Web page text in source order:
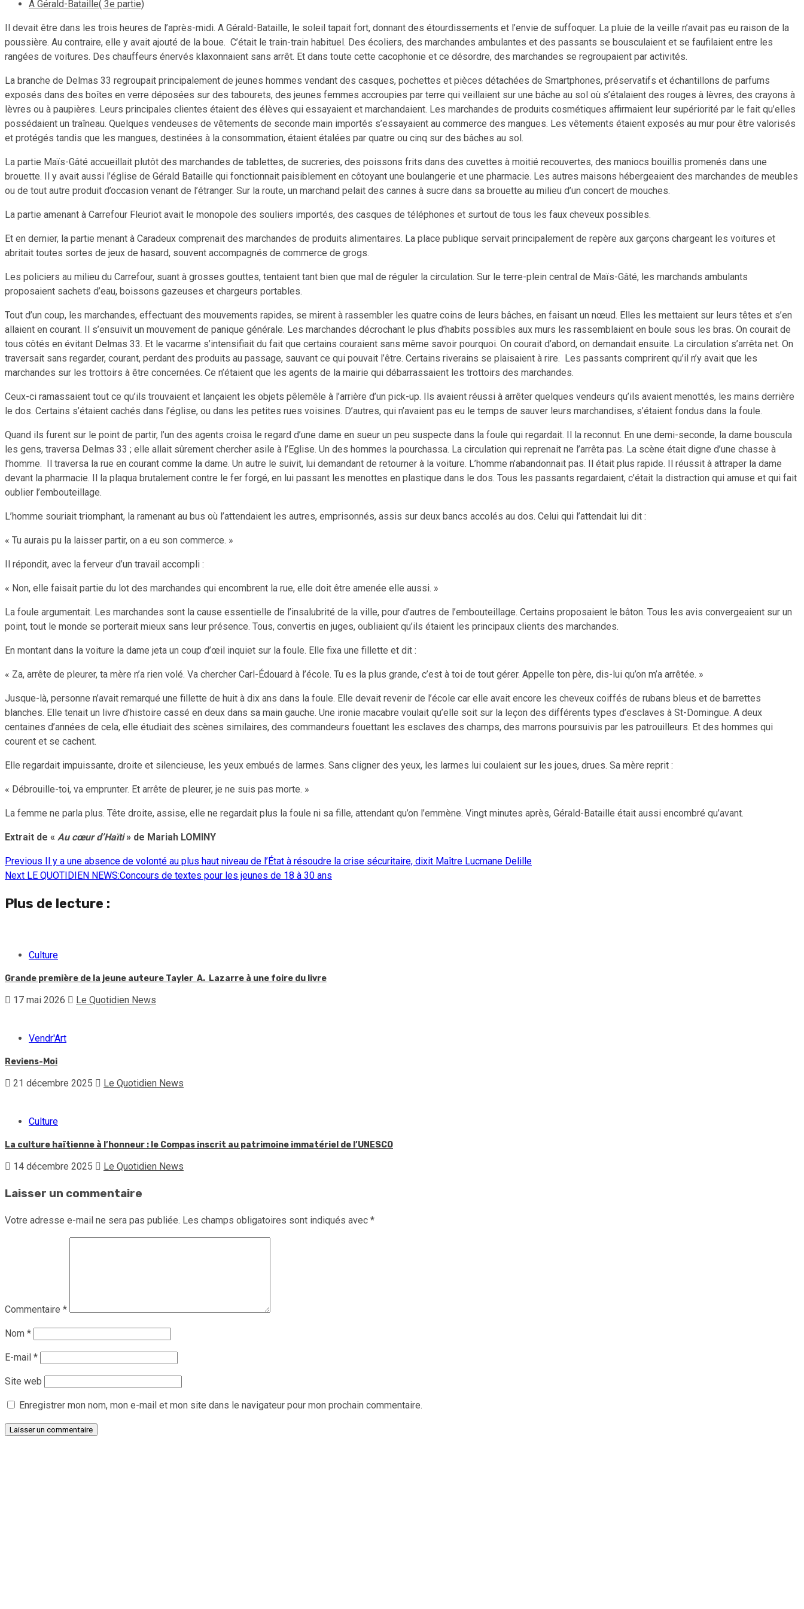
À Gérald-Bataille( 3e partie)
Il devait être dans les trois heures de l’après-midi. A Gérald-Bataille, le soleil tapait fort, donnant des étourdissements et l’envie de suffoquer. La pluie de la veille n’avait pas eu raison de la
poussière. Au contraire, elle y avait ajouté de la boue. C’était le train-train habituel. Des écoliers, des marchandes ambulantes et des passants se bousculaient et se faufilaient entre les
rangées de voitures. Des chauffeurs énervés klaxonnaient sans arrêt. Et dans toute cette cacophonie et ce désordre, des marchandes se regroupaient par activités.
La branche de Delmas 33 regroupait principalement de jeunes hommes vendant des casques, pochettes et pièces détachées de Smartphones, préservatifs et échantillons de parfums
exposés dans des boîtes en verre déposées sur des tabourets, des jeunes femmes accroupies par terre qui veillaient sur une bâche au sol où s’étalaient des rouges à lèvres, des crayons à
lèvres ou à paupières. Leurs principales clientes étaient des élèves qui essayaient et marchandaient. Les marchandes de produits cosmétiques affirmaient leur supériorité par le fait qu’elles
possédaient un traîneau. Quelques vendeuses de vêtements de seconde main importés s’essayaient au commerce des mangues. Les vêtements étaient exposés au mur pour être valorisés
et protégés tandis que les mangues, destinées à la consommation, étaient étalées par quatre ou cinq sur des bâches au sol.
La partie Maïs-Gâté accueillait plutôt des marchandes de tablettes, de sucreries, des poissons frits dans des cuvettes à moitié recouvertes, des maniocs bouillis promenés dans une
brouette. Il y avait aussi l’église de Gérald Bataille qui fonctionnait paisiblement en côtoyant une boulangerie et une pharmacie. Les autres maisons hébergeaient des marchandes de meubles
ou de tout autre produit d’occasion venant de l’étranger. Sur la route, un marchand pelait des cannes à sucre dans sa brouette au milieu d’un concert de mouches.
La partie amenant à Carrefour Fleuriot avait le monopole des souliers importés, des casques de téléphones et surtout de tous les faux cheveux possibles.
Et en dernier, la partie menant à Caradeux comprenait des marchandes de produits alimentaires. La place publique servait principalement de repère aux garçons chargeant les voitures et
abritait toutes sortes de jeux de hasard, souvent accompagnés de commerce de grogs.
Les policiers au milieu du Carrefour, suant à grosses gouttes, tentaient tant bien que mal de réguler la circulation. Sur le terre-plein central de Maïs-Gâté, les marchands ambulants
proposaient sachets d’eau, boissons gazeuses et chargeurs portables.
Tout d’un coup, les marchandes, effectuant des mouvements rapides, se mirent à rassembler les quatre coins de leurs bâches, en faisant un nœud. Elles les mettaient sur leurs têtes et s’en
allaient en courant. Il s’ensuivit un mouvement de panique générale. Les marchandes décrochant le plus d’habits possibles aux murs les rassemblaient en boule sous les bras. On courait de
tous côtés en évitant Delmas 33. Et le vacarme s’intensifiait du fait que certains couraient sans même savoir pourquoi. On courait d’abord, on demandait ensuite. La circulation s’arrêta net. On
traversait sans regarder, courant, perdant des produits au passage, sauvant ce qui pouvait l’être. Certains riverains se plaisaient à rire. Les passants comprirent qu’il n’y avait que les
marchandes sur les trottoirs à être concernées. Ce n’étaient que les agents de la mairie qui débarrassaient les trottoirs des marchandes.
Ceux-ci ramassaient tout ce qu’ils trouvaient et lançaient les objets pêlemêle à l’arrière d’un pick-up. Ils avaient réussi à arrêter quelques vendeurs qu’ils avaient menottés, les mains derrière
le dos. Certains s’étaient cachés dans l’église, ou dans les petites rues voisines. D’autres, qui n’avaient pas eu le temps de sauver leurs marchandises, s’étaient fondus dans la foule.
Quand ils furent sur le point de partir, l’un des agents croisa le regard d’une dame en sueur un peu suspecte dans la foule qui regardait. Il la reconnut. En une demi-seconde, la dame bouscula
les gens, traversa Delmas 33 ; elle allait sûrement chercher asile à l’Eglise. Un des hommes la pourchassa. La circulation qui reprenait ne l’arrêta pas. La scène était digne d’une chasse à
l’homme. Il traversa la rue en courant comme la dame. Un autre le suivit, lui demandant de retourner à la voiture. L’homme n’abandonnait pas. Il était plus rapide. Il réussit à attraper la dame
devant la pharmacie. Il la plaqua brutalement contre le fer forgé, en lui passant les menottes en plastique dans le dos. Tous les passants regardaient, c’était la distraction qui amuse et qui fait
oublier l’embouteillage.
L’homme souriait triomphant, la ramenant au bus où l’attendaient les autres, emprisonnés, assis sur deux bancs accolés au dos. Celui qui l’attendait lui dit :
« Tu aurais pu la laisser partir, on a eu son commerce. »
Il répondit, avec la ferveur d’un travail accompli :
« Non, elle faisait partie du lot des marchandes qui encombrent la rue, elle doit être amenée elle aussi. »
La foule argumentait. Les marchandes sont la cause essentielle de l’insalubrité de la ville, pour d’autres de l’embouteillage. Certains proposaient le bâton. Tous les avis convergeaient sur un
point, tout le monde se porterait mieux sans leur présence. Tous, convertis en juges, oubliaient qu’ils étaient les principaux clients des marchandes.
En montant dans la voiture la dame jeta un coup d’œil inquiet sur la foule. Elle fixa une fillette et dit :
« Za, arrête de pleurer, ta mère n’a rien volé. Va chercher Carl-Édouard à l’école. Tu es la plus grande, c’est à toi de tout gérer. Appelle ton père, dis-lui qu’on m’a arrêtée. »
Jusque-là, personne n’avait remarqué une fillette de huit à dix ans dans la foule. Elle devait revenir de l’école car elle avait encore les cheveux coiffés de rubans bleus et de barrettes
blanches. Elle tenait un livre d’histoire cassé en deux dans sa main gauche. Une ironie macabre voulait qu’elle soit sur la leçon des différents types d’esclaves à St-Domingue. A deux
centaines d’années de cela, elle étudiait des scènes similaires, des commandeurs fouettant les esclaves des champs, des marrons poursuivis par les patrouilleurs. Et des hommes qui
courent et se cachent.
Elle regardait impuissante, droite et silencieuse, les yeux embués de larmes. Sans cligner des yeux, les larmes lui coulaient sur les joues, drues. Sa mère reprit :
« Débrouille-toi, va emprunter. Et arrête de pleurer, je ne suis pas morte. »
La femme ne parla plus. Tête droite, assise, elle ne regardait plus la foule ni sa fille, attendant qu’on l’emmène. Vingt minutes après, Gérald-Bataille était aussi encombré qu’avant.
Extrait de « Au cœur d’Haïti» de Mariah LOMINY
Continue
Previous Il y a une absence de volonté au plus haut niveau de l’État à résoudre la crise sécuritaire, dixit Maître Lucmane Delille
Next LE QUOTIDIEN NEWS:Concours de textes pour les jeunes de 18 à 30 ans
Plus de lecture :
Culture
Grande première de la jeune auteure Tayler A. Lazarre à une foire du livre
17 mai 2026 Le Quotidien News
Vendr'Art
Reviens-Moi
21 décembre 2025 Le Quotidien News
Culture
La culture haïtienne à l’honneur : le Compas inscrit au patrimoine immatériel de l’UNESCO
14 décembre 2025 Le Quotidien News
Laisser un commentaire
Votre adresse e-mail ne sera pas publiée. Les champs obligatoires sont indiqués avec *
Commentaire *
Nom *
E-mail *
Site web
Enregistrer mon nom, mon e-mail et mon site dans le navigateur pour mon prochain commentaire.